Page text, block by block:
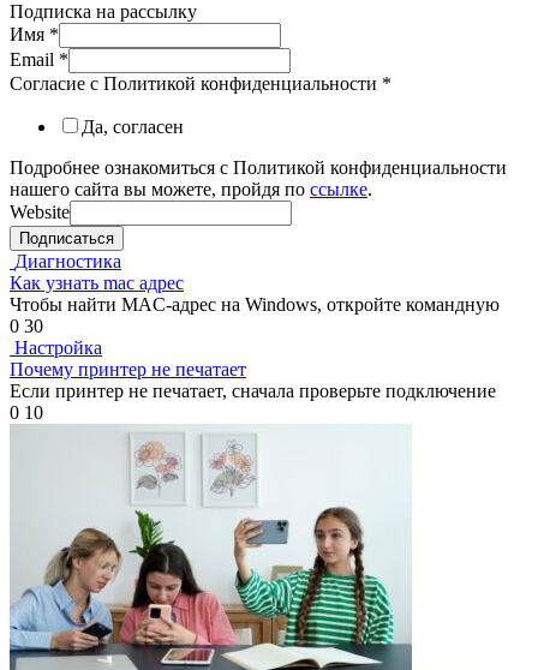
Подписка на рассылку
Имя *
Email *
Согласие с Политикой конфиденциальности *
Да, согласен
Подробнее ознакомиться с Политикой конфиденциальности
нашего сайта вы можете, пройдя по ссылке.
Website
Подписаться
Диагностика
Как узнать mac адрес
Чтобы найти MAC-адрес на Windows, откройте командную
0 30
Настройка
Почему принтер не печатает
Если принтер не печатает, сначала проверьте подключение
0 10